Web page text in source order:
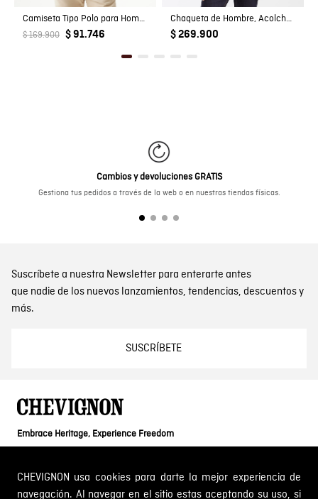
CHEVIGNON usa cookies para darte la mejor experiencia de
navegación. Al navegar en el sitio estas aceptando su uso, si
Camiseta Tipo Polo para Hombre
$ 169.900 $ 91.746
Chaqueta de Hombre, Acolchada - TOGS
$ 269.900
Cambios y devoluciones GRATIS
Gestiona tus pedidos a través de la web o en nuestras tiendas físicas.
Suscríbete a nuestra Newsletter para enterarte antes
que nadie de los nuevos lanzamientos, tendencias, descuentos y
más.
SUSCRÍBETE
Embrace Heritage, Experience Freedom